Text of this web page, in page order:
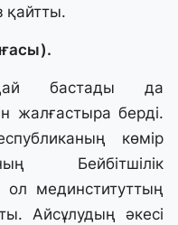
қайтты.
бастады да
жалғастыра берді.
көмір
Бейбітшілік
мединституттың
Айсұлудың әкесі